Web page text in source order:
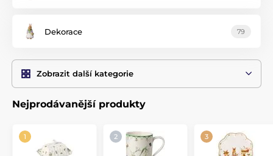
Dekorace 79
Zobrazit další kategorie
Nejprodávanější produkty